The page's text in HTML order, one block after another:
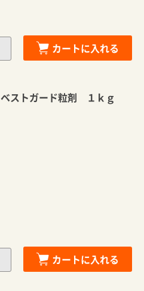
カートに入れる
ベストガード粒剤 １ｋｇ
カートに入れる